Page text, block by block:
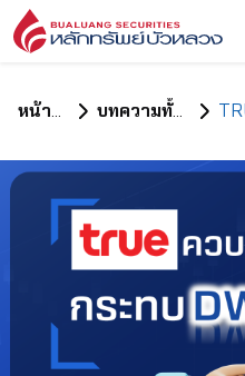
หน้าแรก บทความทั้งหมด